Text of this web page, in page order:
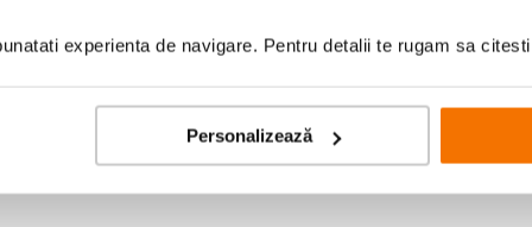
experienta de navigare. Pentru detalii te rugam sa citesti
Personalizează